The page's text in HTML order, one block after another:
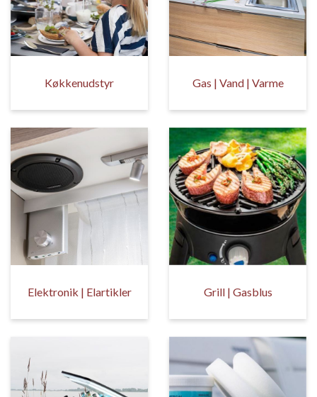
Køkkenudstyr Gas | Vand | Varme
Elektronik | Elartikler Grill | Gasblus